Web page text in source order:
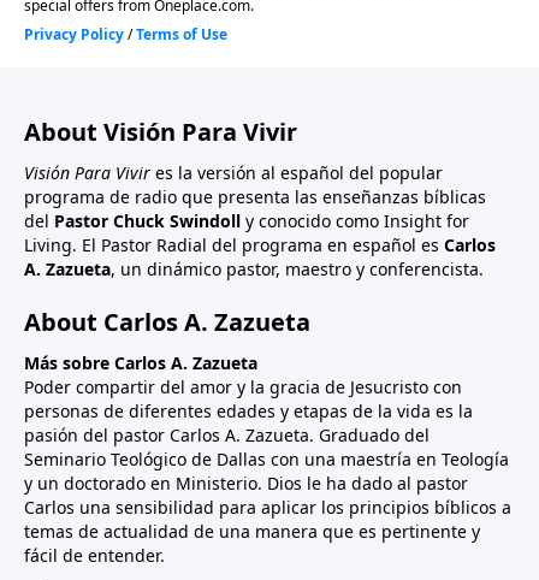
permitir que el abuso de unos cuantos le resten
importancia al maravilloso mensaje de la gracia.
About Visión Para Vivir
Visión Para Vivir es la versión al español del popular
programa de radio que presenta las enseñanzas bíblicas
del Pastor Chuck Swindoll y conocido como Insight for
Living. El Pastor Radial del programa en español es Carlos
A. Zazueta, un dinámico pastor, maestro y conferencista.
About Carlos A. Zazueta
Más sobre Carlos A. Zazueta
Poder compartir del amor y la gracia de Jesucristo con
personas de diferentes edades y etapas de la vida es la
pasión del pastor Carlos A. Zazueta. Graduado del
Seminario Teológico de Dallas con una maestría en Teología
y un doctorado en Ministerio. Dios le ha dado al pastor
Carlos una sensibilidad para aplicar los principios bíblicos a
temas de actualidad de una manera que es pertinente y
fácil de entender.